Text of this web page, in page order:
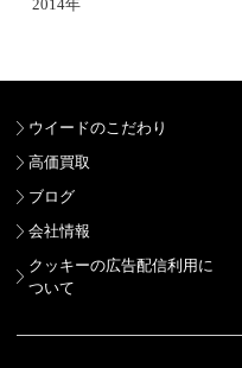
2014年
ウイードのこだわり
高価買取
ブログ
会社情報
クッキーの広告配信利用に
ついて